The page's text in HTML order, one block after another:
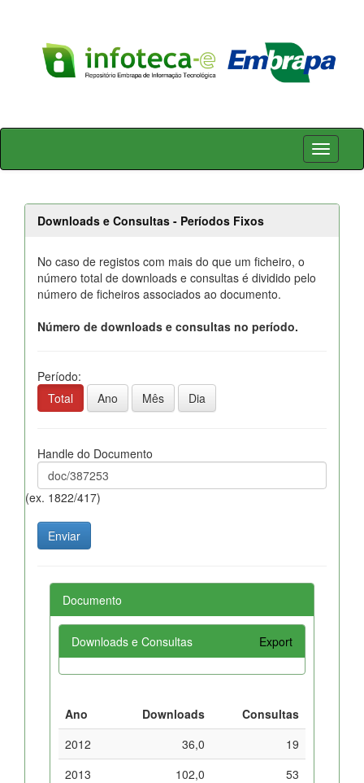
Skip
Downloads e Consultas - Períodos Fixos
No caso de registos com mais do que um ficheiro, o
número total de downloads e consultas é dividido pelo
número de ficheiros associados ao documento.
Número de downloads e consultas no período.
Período:
Total
Ano Mês Dia
Handle do Documento
(ex. 1822/417)
Documento
Downloads e Consultas Export
Ano Downloads
Consultas
2012
36,0
19
2013
102,0
53